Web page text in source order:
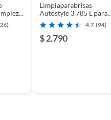
Limpiaparabrisas
Autostyle 3.785 L para
Automóvil Vidrios y
Espejos
4.7 (94)
$ 2.790